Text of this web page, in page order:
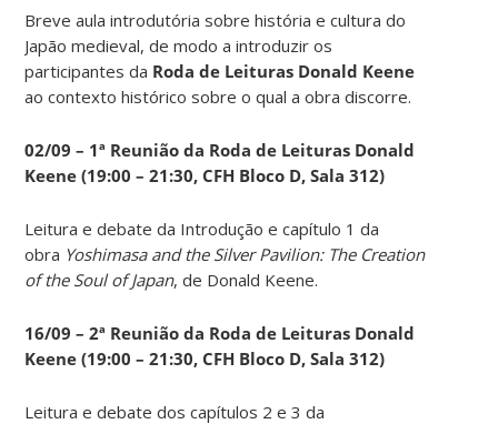
Breve aula introdutória sobre história e cultura do
Japão medieval, de modo a introduzir os
participantes da Roda de Leituras Donald Keene
ao contexto histórico sobre o qual a obra discorre.
02/09 – 1ª Reunião da Roda de Leituras Donald
Keene (19:00 – 21:30, CFH Bloco D, Sala 312)
Leitura e debate da Introdução e capítulo 1 da
obra Yoshimasa and the Silver Pavilion: The Creation
of the Soul of Japan, de Donald Keene.
16/09 – 2ª Reunião da Roda de Leituras Donald
Keene (19:00 – 21:30, CFH Bloco D, Sala 312)
Leitura e debate dos capítulos 2 e 3 da